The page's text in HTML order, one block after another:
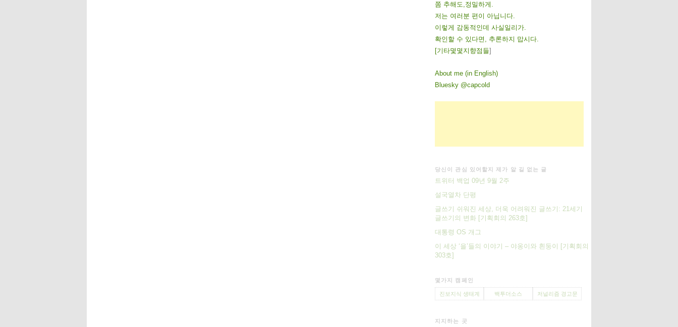
쫌 추해도,정밀하게.
저는 여러분 편이 아닙니다.
이렇게 감동적인데 사실일리가.
확인할 수 있다면, 추론하지 맙시다.
[기 타몇 몇 지 향점 들]
About me (in English)
Bluesky @capcold
당신이 관심 있어할지 제가 알 길 없는 글
트위터 백업 09년 9월 2주
설국열차 단평
글쓰기 쉬워진 세상, 더욱 어려워진 글쓰기: 21세기
글쓰기의 변화 [기획회의 263호]
대통령 OS 개그
이 세상 ‘을’들의 이야기 – 야옹이와 흰둥이 [기획회의
303호]
몇가지 캠페인
진보지식 생태계 백투더소스 저널리즘 경고문
지지하는 곳